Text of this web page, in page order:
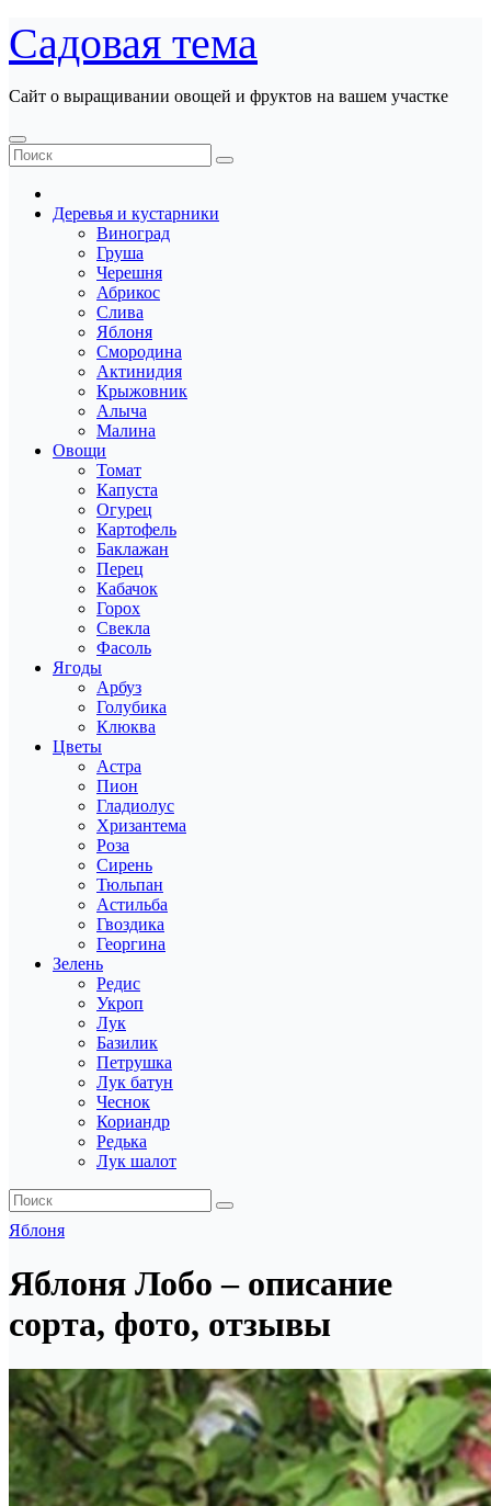
Перейти
к
содержанию
Садовая тема
Сайт о выращивании овощей и фруктов на вашем участке
Деревья и кустарники
Виноград
Груша
Черешня
Абрикос
Слива
Яблоня
Смородина
Актинидия
Крыжовник
Алыча
Малина
Овощи
Томат
Капуста
Огурец
Картофель
Баклажан
Перец
Кабачок
Горох
Свекла
Фасоль
Ягоды
Арбуз
Голубика
Клюква
Цветы
Астра
Пион
Гладиолус
Хризантема
Роза
Сирень
Тюльпан
Астильба
Гвоздика
Георгина
Зелень
Редис
Укроп
Лук
Базилик
Петрушка
Лук батун
Чеснок
Кориандр
Редька
Лук шалот
Яблоня
Яблоня Лобо – описание
сорта, фото, отзывы